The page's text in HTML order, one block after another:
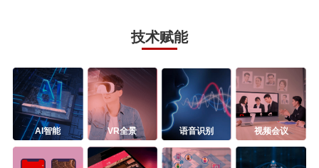
技术赋能
AI智能 VR全景 语音识别 视频会议